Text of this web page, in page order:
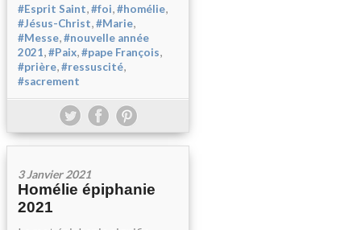
#Esprit Saint,#foi,#homélie,
#Jésus-Christ,#Marie,
#Messe,#nouvelle année
2021,#Paix,#pape François,
#prière,#ressuscité,
#sacrement
3 Janvier 2021
Homélie épiphanie
2021